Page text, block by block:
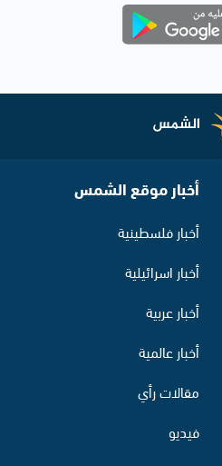
أخبار موقع الشمس
أخبار فلسطينية
أخبار اسرائيلية
أخبار عربية
أخبار عالمية
مقالات رأي
فيديو